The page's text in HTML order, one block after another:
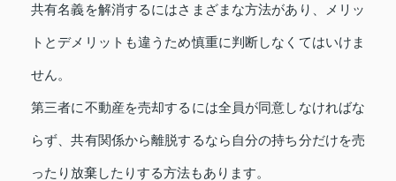
共有名義を解消するにはさまざまな方法があり、メリッ
トとデメリットも違うため慎重に判断しなくてはいけま
せん。
第三者に不動産を売却するには全員が同意しなければな
らず、共有関係から離脱するなら自分の持ち分だけを売
ったり放棄したりする方法もあります。